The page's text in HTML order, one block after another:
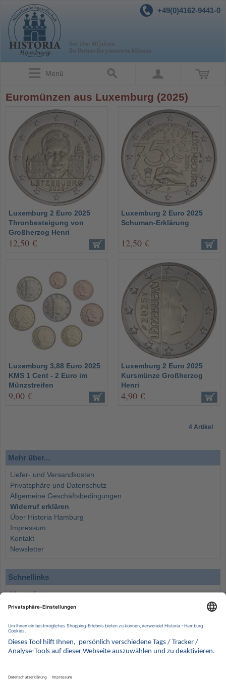
+49(0)4162-9441-0
Menü
Euromünzen aus Luxemburg (2025)
Luxemburg 2 Euro 2025
Thronbesteigung von
Großherzog Henri
12,50 €
Luxemburg 2 Euro 2025
Schuman-Erklärung
12,50 €
Luxemburg 3,88 Euro 2025
KMS 1 Cent - 2 Euro im
Münzstreifen
9,00 €
Luxemburg 2 Euro 2025
Kursmünze Großherzog
Henri
4,90 €
4 Artikel
Mehr über...
Liefer- und Versandkosten
Privatsphäre und Datenschutz
Allgemeine Geschäftsbedingungen
Widerruf erklären
Über Historia Hamburg
Impressum
Kontakt
Newsletter
Schnellinks
Monatsliste
Angebote
Wissenswertes
Kontakt